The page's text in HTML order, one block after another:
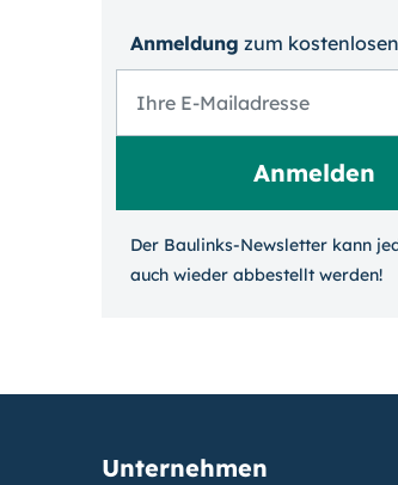
Anmeldung zum kosten­losen
Der Baulinks-Newsletter kann
auch wieder ab­bestellt werden!
Unternehmen